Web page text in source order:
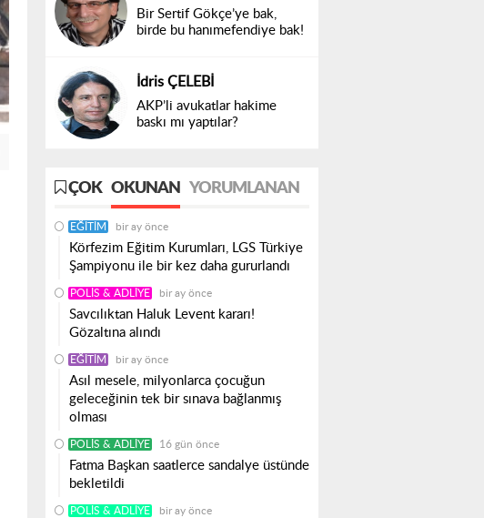
Bir Sertif Gökçe’ye bak,
birde bu hanımefendiye bak!
İdris ÇELEBİ
AKP’li avukatlar hakime
baskı mı yaptılar?
ÇOK OKUNAN YORUMLANAN
EĞITIM bir ay önce
Körfezim Eğitim Kurumları, LGS Türkiye
Şampiyonu ile bir kez daha gururlandı
POLIS & ADLIYE bir ay önce
Savcılıktan Haluk Levent kararı!
Gözaltına alındı
EĞITIM bir ay önce
Asıl mesele, milyonlarca çocuğun
geleceğinin tek bir sınava bağlanmış
olması
POLIS & ADLIYE 16 gün önce
Fatma Başkan saatlerce sandalye üstünde
bekletildi
POLIS & ADLIYE bir ay önce